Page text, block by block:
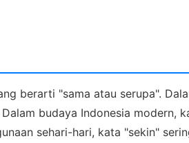
berarti "sama atau serupa".
budaya Indonesia modern,
sehari-hari, kata "sekin"